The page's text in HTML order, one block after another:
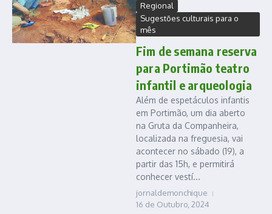
Regional
Sugestões culturais para o
mês
Fim de semana reserva
para Portimão teatro
infantil e arqueologia
Além de espetáculos infantis
em Portimão, um dia aberto
na Gruta da Companheira,
localizada na freguesia, vai
acontecer no sábado (19), a
partir das 15h, e permitirá
conhecer vestí...
jornaldemonchique
16 de Outubro, 2024